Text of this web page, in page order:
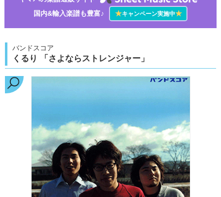
国内&輸入楽譜も豊富♪
★キャンペーン実施中★
バンドスコア
くるり 「さよならストレンジャー」